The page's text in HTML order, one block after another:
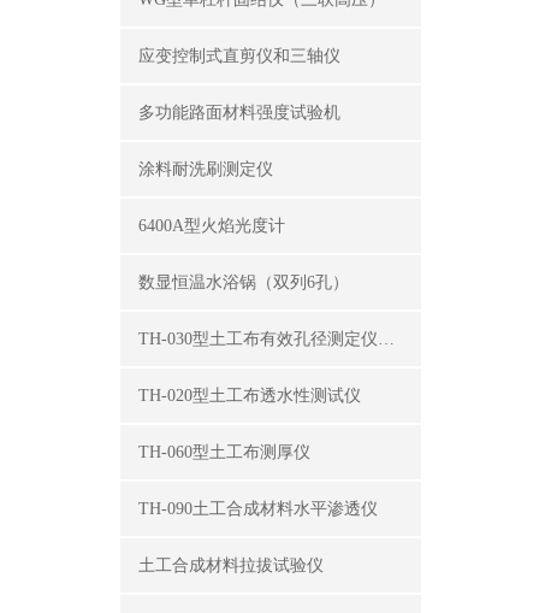
应变控制式直剪仪和三轴仪
多功能路面材料强度试验机
涂料耐洗刷测定仪
6400A型火焰光度计
数显恒温水浴锅（双列6孔）
TH-030型土工布有效孔径测定仪（湿筛法）
TH-020型土工布透水性测试仪
TH-060型土工布测厚仪
TH-090土工合成材料水平渗透仪
土工合成材料拉拔试验仪